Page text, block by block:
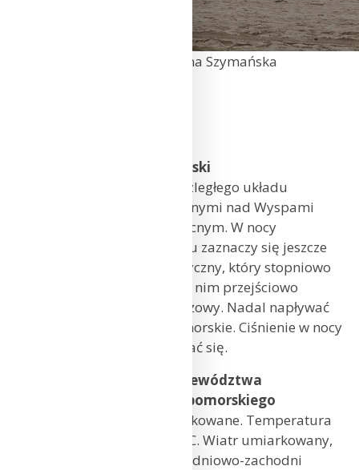
Morze Bałtyckie, Fot. Karolina Szymańska
Sytuacja baryczna dla Polski
Polska będzie w zasięgu rozległego układu
niżowego z ośrodkami głównymi nad Wyspami
Brytyjskimi i Morzem Północnym. W nocy
we wschodniej połowie kraju zaznaczy się jeszcze
pofalowany front atmosferyczny, który stopniowo
odsunie się na wschód, a za nim przejściowo
rozbuduje się słaby klin wyżowy. Nadal napływać
będzie powietrze polarne morskie. Ciśnienie w nocy
będzie rosnąć, w dzień wahać się.
Prognoza pogody dla województwa
zachodniopomorskiego i pomorskiego
Zachmurzenie małe i umiarkowane. Temperatura
maksymalna od 9°C do 11°C. Wiatr umiarkowany,
przejściowo porywisty, południowo-zachodni